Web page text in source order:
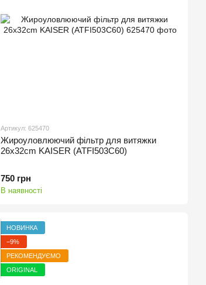
Артикул: 625470
Жироуловлюючий фільтр для витяжки
26x32cm KAISER (ATFI503C60)
750 грн
В наявності
НОВИНКА
−9%
РЕКОМЕНДУЄМО
ORIGINAL